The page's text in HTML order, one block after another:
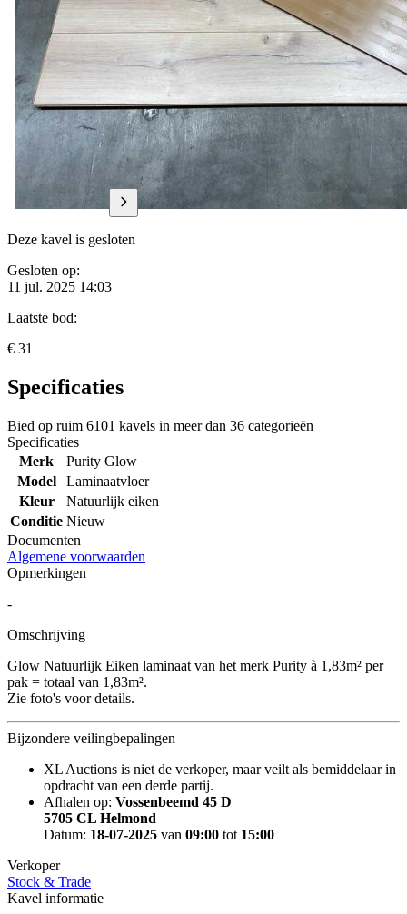
Deze kavel is gesloten
Gesloten op:
11 jul. 2025 14:03
Laatste bod:
€ 31
Specificaties
Bied op ruim 6101 kavels in meer dan 36 categorieën
Specificaties
Merk
Purity Glow
Model
Laminaatvloer
Kleur
Natuurlijk eiken
Conditie Nieuw
Documenten
Algemene voorwaarden
Opmerkingen
-
Omschrijving
Glow Natuurlijk Eiken laminaat van het merk Purity à 1,83m² per
pak = totaal van 1,83m².
Zie foto's voor details.
Bijzondere veilingbepalingen
XL Auctions is niet de verkoper, maar veilt als bemiddelaar in
opdracht van een derde partij.
Afhalen op: Vossenbeemd 45 D
5705 CL Helmond
Datum: 18-07-2025 van 09:00 tot 15:00
Verkoper
Stock & Trade
Kavel informatie